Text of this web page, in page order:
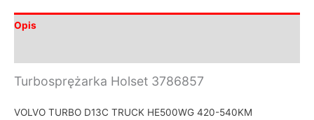
Opis
Turbosprężarka Holset 3786857
VOLVO TURBO D13C TRUCK HE500WG 420-540KM